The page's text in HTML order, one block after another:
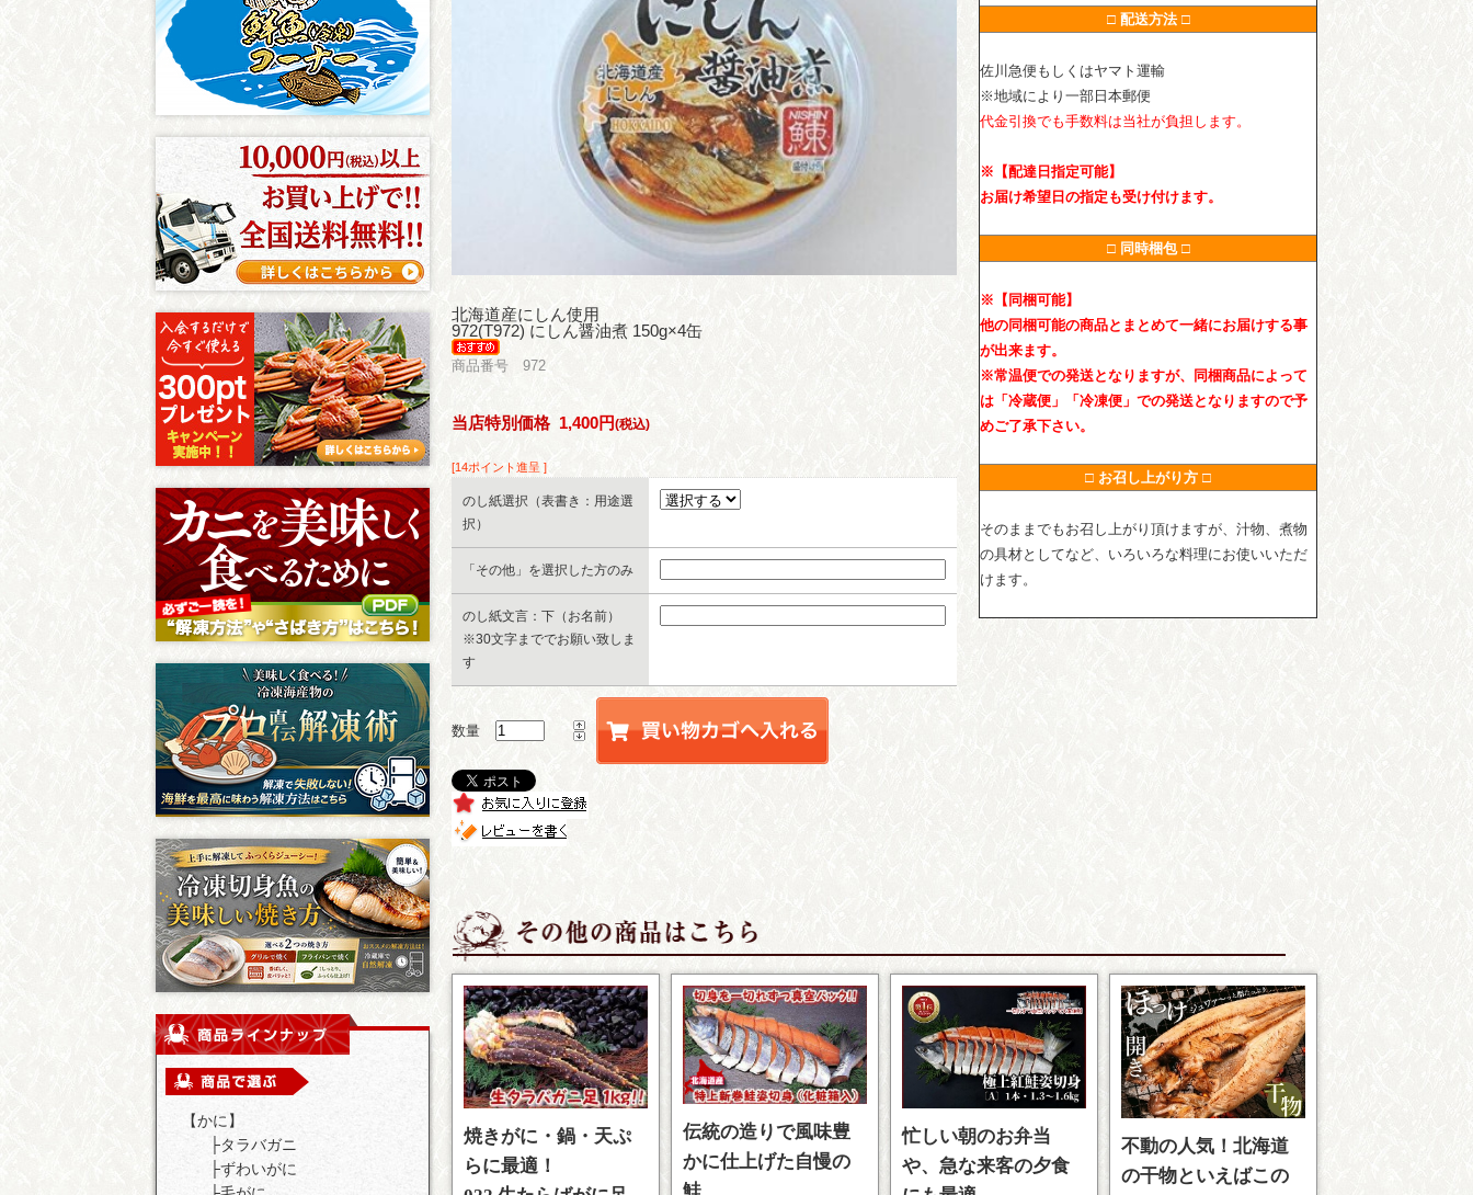
【かに】
├タラバガニ
├ずわいがに
北海道産にしん使用
972(T972) にしん醤油煮 150g×4缶
商品番号 972
当店特別価格 1,400円(税込)
[14ポイント進呈 ]
のし紙選択（表書き：用途選
択）
「その他」を選択した方のみ
のし紙文言：下（お名前）
※30文字まででお願い致しま
す
数量
□ 配送方法 □
佐川急便もしくはヤマト運輸
※地域により一部日本郵便
代金引換でも手数料は当社が負担します。
※【配達日指定可能】
お届け希望日の指定も受け付けます。
□ 同時梱包 □
※【同梱可能】
他の同梱可能の商品とまとめて一緒にお届けする事
が出来ます。
※常温便での発送となりますが、同梱商品によって
は「冷蔵便」「冷凍便」での発送となりますので予
めご了承下さい。
□ お召し上がり方 □
そのままでもお召し上がり頂けますが、汁物、煮物
の具材としてなど、いろいろな料理にお使いいただ
けます。
焼きがに・鍋・天ぷ
らに最適！
伝統の造りで風味豊
かに仕上げた自慢の
忙しい朝のお弁当
や、急な来客の夕食
不動の人気！北海道
の干物といえばこの